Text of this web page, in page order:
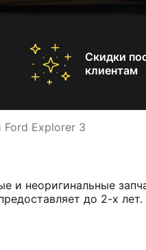
Скидки
клиентам
Ford Explorer 3
и неоригинальные
до 2-х